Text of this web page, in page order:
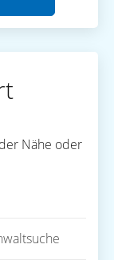
Nähe oder